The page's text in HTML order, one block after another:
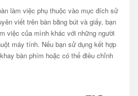
làm việc phụ thuộc vào mục đích sử
viết trên bàn bằng bút và giấy, bạn
việc của mình khác với những người
máy tính. Nếu bạn sử dụng kết hợp
bàn phím hoặc có thể điều chỉnh